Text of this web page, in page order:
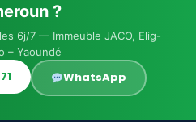
?
6j/7 — Immeuble JACO, Elig-
– Yaoundé
WhatsApp